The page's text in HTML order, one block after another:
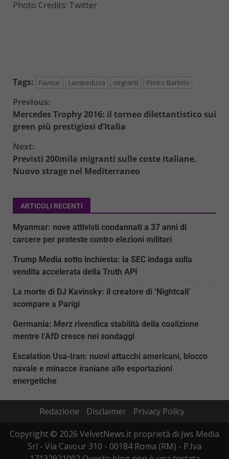
Photo Credits: Twitter
Tags: Favour Lampedusa migranti Pietro Bartolo
Continue
Reading
Previous:
Mercedes Trophy 2016: il torneo dilettantistico sui
green più prestigiosi d’Italia
Next:
Previsti 200mila migranti sulle coste italiane.
Nuovo strage nel Mediterraneo
ARTICOLI RECENTI
Myanmar: nove attivisti condannati a 37 anni di
carcere per proteste contro elezioni militari
Trump Media sotto inchiesta: la SEC indaga sulla
vendita accelerata della Truth API
La morte di DJ Kavinsky: il creatore di ‘Nightcall’
scompare a Parigi
Germania: Merz rivendica stabilità della coalizione
mentre l’AfD cresce nei sondaggi
Escalation Usa-Iran: nuovi attacchi americani, blocco
navale e minacce iraniane alle esportazioni
energetiche
Redazione Disclaimer
Privacy Policy
Copyright © 2026 VelvetNews.it proprietà di Jws Media
Srl - Via Cavour 310 - 00184 Roma (RM) - P.Iva